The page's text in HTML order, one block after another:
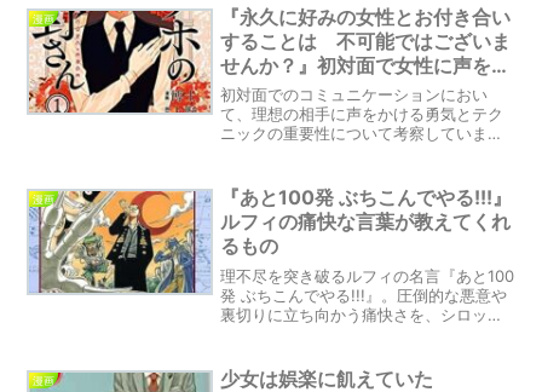
す学びについて探求します。
漫画
『永久に好みの女性とお付き合い
することは 不可能ではございま
せんか？』初対面で女性に声をか
けるテクニックとは？勇気を出し
て行動する重要性とは
初対面でのコミュニケーションにおい
て、理想の相手に声をかける勇気とテク
ニックの重要性について考察していま
要性を探求。自信を持ち、勇気を出して
行動することで、恋愛や人間関係におい
て栄光を手に入れるメッセージをお伝え
しています。
漫画
『あと100発 ぶちこんでやる!!!』
ルフィの痛快な言葉が教えてくれ
るもの
理不尽を突き破るルフィの名言『あと100
発 ぶちこんでやる!!!』。圧倒的な悪意や
裏切りに立ち向かう痛快さを、シロップ
漫画 少女は娯楽に飢えていた